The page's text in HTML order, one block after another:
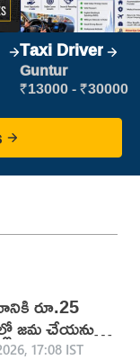
Taxi Driver
Guntur
₹13000 - ₹30000
రూ.25
జ‌మ చేయ‌నున్న
17:08 IST